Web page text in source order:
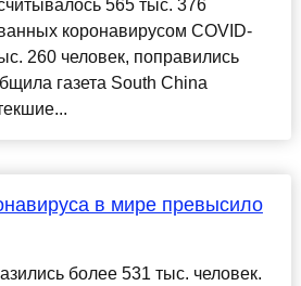
565 тыс. 376
коронавирусом COVID-
260 человек, поправились
газета South China
в мире превысило
более 531 тыс. человек.